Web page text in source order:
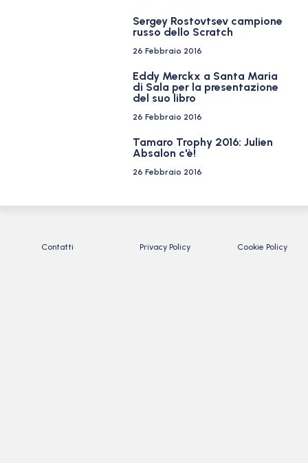
Sergey Rostovtsev campione
russo dello Scratch
26 Febbraio 2016
Eddy Merckx a Santa Maria
di Sala per la presentazione
del suo libro
26 Febbraio 2016
Tamaro Trophy 2016: Julien
Absalon c'è!
26 Febbraio 2016
Contatti Privacy Policy Cookie Policy